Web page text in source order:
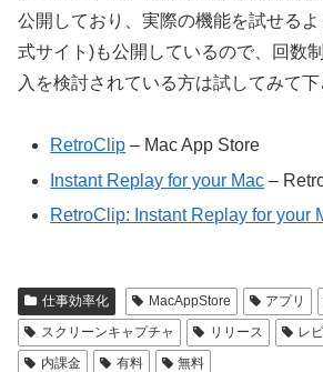
公開しており、実際の機能を試せる
式サイト)も公開しているので、回数
入を検討されている方は試してみて下
RetroClip – Mac App Store
Instant Replay for your Mac –
RetroClip: Instant Replay for your
仕事効率化 MacAppStore アプリ
スクリーンキャプチャ
リリース レ
内課金
有料 無料